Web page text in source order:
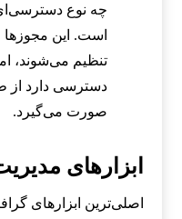
چه نوع دسترسی‌ای
است. این مجوزها
تنظیم می‌شوند،
دسترسی دارد از
صورت می‌گیرد.
ابزارهای
اصلی‌ترین ابزارهای